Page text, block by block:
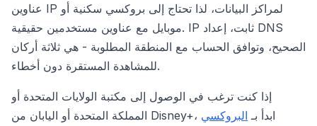
عناوين IP لمراكز البيانات، لذا تحتاج إلى بروكسي سكنية أو
موبايل مع عناوين مستخدمين حقيقية. IP ثابت، إعداد DNS
الصحيح، وتوافق الحساب مع المنطقة المطلوبة - هي ثلاثة أركان
للمشاهدة المستقرة دون أخطاء.
إذا كنت ترغب في الوصول إلى مكتبة الولايات المتحدة أو
المملكة المتحدة أو اليابان من Disney+، ابدأ بـ البروكسي